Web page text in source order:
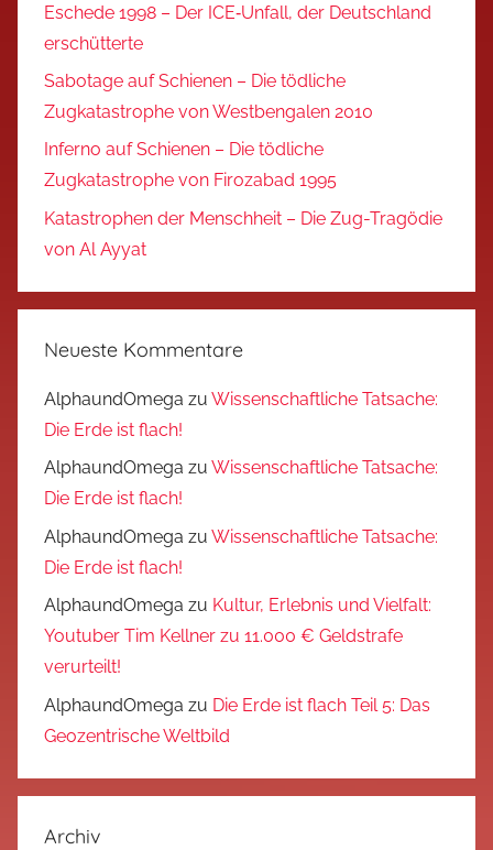
Eschede 1998 – Der ICE‑Unfall, der Deutschland
erschütterte
Sabotage auf Schienen – Die tödliche
Zugkatastrophe von Westbengalen 2010
Inferno auf Schienen – Die tödliche
Zugkatastrophe von Firozabad 1995
Katastrophen der Menschheit – Die Zug-Tragödie
von Al Ayyat
Neueste Kommentare
AlphaundOmega zu Wissenschaftliche Tatsache:
Die Erde ist flach!
AlphaundOmega zu Wissenschaftliche Tatsache:
Die Erde ist flach!
AlphaundOmega zu Wissenschaftliche Tatsache:
Die Erde ist flach!
AlphaundOmega zu Kultur, Erlebnis und Vielfalt:
Youtuber Tim Kellner zu 11.000 € Geldstrafe
verurteilt!
AlphaundOmega zu Die Erde ist flach Teil 5: Das
Geozentrische Weltbild
Archiv